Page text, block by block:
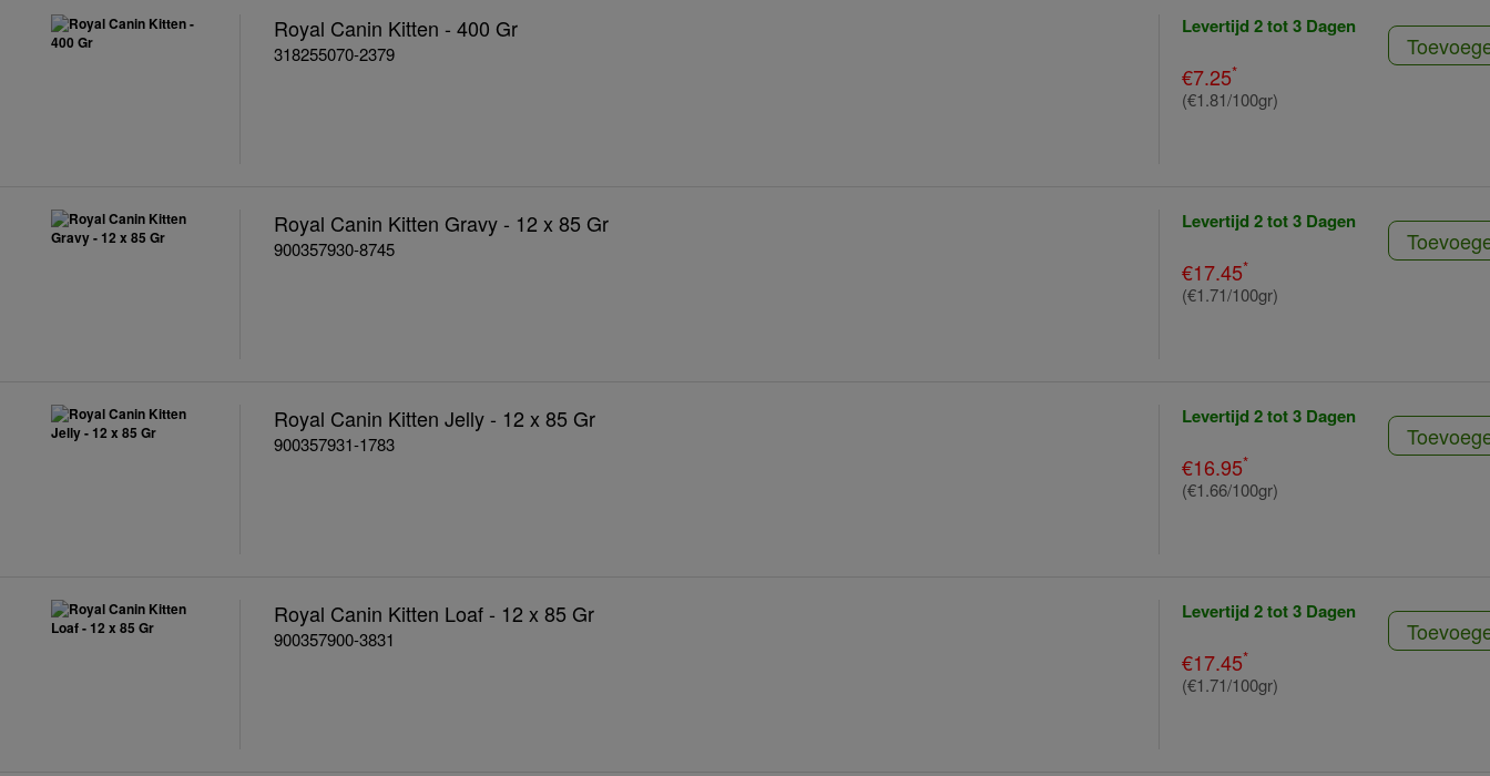
Royal Canin Kitten - 400 Gr
318255070-2379
Levertijd 2 tot 3 Dagen
€7.25*
(€1.81/100gr)
Royal Canin Kitten Gravy - 12 x 85 Gr
900357930-8745
Levertijd 2 tot 3 Dagen
€17.45*
(€1.71/100gr)
Royal Canin Kitten Jelly - 12 x 85 Gr
900357931-1783
Levertijd 2 tot 3 Dagen
€16.95*
(€1.66/100gr)
Royal Canin Kitten Loaf - 12 x 85 Gr
900357900-3831
Levertijd 2 tot 3 Dagen
€17.45*
(€1.71/100gr)